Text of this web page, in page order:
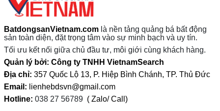
BatdongsanVietnam.com là nền tảng quảng bá bất động
sản toàn diện, đặt trọng tâm vào sự minh bạch và uy tín.
Tối ưu kết nối giữa chủ đầu tư, môi giới cùng khách hàng.
Quản lý bởi: Công ty TNHH VietnamSearch
Địa chỉ: 357 Quốc Lộ 13, P. Hiệp Bình Chánh, TP. Thủ Đức
Email: lienhebdsvn@gmail.com
Hotline: 038 27 56789 ( Zalo/ Call)